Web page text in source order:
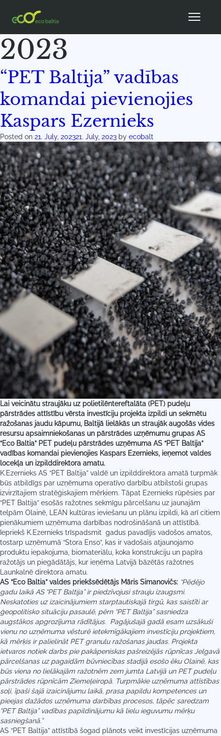
Month:
2023
“PET Baltija” vadības
komandai pievienojies
Kaspars Ezernieks
Posted on 21. July, 202321. July, 2023 by ecobalt
Lai veicinātu straujāku uz polietilēntereftalāta (PET) pudeļu
pārstrādes attīstību vērsta investīciju projekta izpildi un sekmētu
ražošanas jaudu kāpumu, Baltijā lielākās un straujāk augošās vides
resursu apsaimniekošanas un pārstrādes uzņēmumu grupas AS
“Eco Baltia” PET pudeļu pārstrādes uzņēmuma AS “PET Baltija”
vadības komandai pievienojies Kaspars Ezernieks, ieņemot valdes
locekļa un izpilddirektora amatu.
K.Ezernieks AS “PET Baltija” valdē un izpilddirektora amatā turpmāk
būs atbildīgs par uzņēmuma operatīvo darbību atbilstoši grupas
izvirzītajiem stratēģiskajiem mērķiem. Tāpat Ezernieks rūpēsies par
“PET Baltija” esošās ražotnes sekmīgu pārcelšanu uz jaunajām
telpām Olainē, LEAN kultūras ieviešanu un plānu izpildi, kā arī citiem
pienākumiem uzņēmuma darbības nodrošināšanā un attīstībā.
Iepriekš K.Ezernieks trīspadsmit gadus pavadījis vadošos amatos,
tostarp uzņēmumā “Stora Enso”, kas ir vadošais atjaunojamo
produktu iepakojuma, biomateriālu, koka konstrukciju un papīra
ražotājs un piegādātājs, kur ieņēma Latvijā bāzētās ražotnes
Launkalnē direktora amatu.
AS “Eco Baltia” valdes priekšsēdētājs Māris Simanovičs: “Pēdējo
gadu laikā AS “PET Baltija” ir piedzīvojusi strauju izaugsmi.
Neskatoties uz izaicinājumiem starptautiskajā tirgū, kas saistīti ar
ģeopolitisko situāciju pasaulē, pērn “PET Baltija” sasniedza
augstākos apgrozījuma rādītājus. Pagājušajā gadā esam uzsākuši
vienu no uzņēmuma vēsturē ietekmīgākajiem investīciju projektiem,
kā mērķis ir palielināt PET granulu ražošanas jaudas. Projekta
ietvaros notiek darbs pie pakāpeniskas pašreizējās rūpnīcas Jelgavā
pārcelšanas uz pagaidām būvniecības stadijā esošo ēku Olainē, kas
būs viena no lielākajām ražotnēm zem jumta Latvijā un PET pudeļu
pārstrādes rūpnīcām Ziemeļeiropā. Turpmākie uzņēmuma attīstības
soļi, īpaši šajā izaicinājumu laikā, prasa papildu kompetences un
pieejas dažādos uzņēmuma darbības procesos, tāpēc saredzam
“PET Baltija” vadības papildinājumu kā lielu ieguvumu mērķu
sasniegšanā.”
AS “PET Baltija” attīstībā šogad plānots veikt investīcijas uzņēmuma